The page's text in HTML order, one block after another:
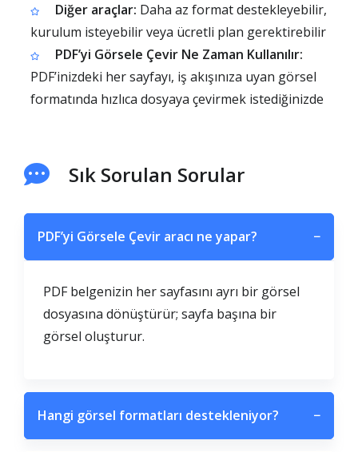
Diğer araçlar: Daha az format destekleyebilir,
kurulum isteyebilir veya ücretli plan gerektirebilir
PDF’yi Görsele Çevir Ne Zaman Kullanılır:
PDF’inizdeki her sayfayı, iş akışınıza uyan görsel
formatında hızlıca dosyaya çevirmek istediğinizde
Sık Sorulan Sorular
PDF’yi Görsele Çevir aracı ne yapar? −
PDF belgenizin her sayfasını ayrı bir görsel
dosyasına dönüştürür; sayfa başına bir
görsel oluşturur.
Hangi görsel formatları destekleniyor? −